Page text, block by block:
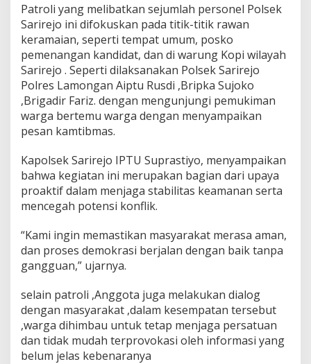
Patroli yang melibatkan sejumlah personel Polsek
Sarirejo ini difokuskan pada titik-titik rawan
keramaian, seperti tempat umum, posko
pemenangan kandidat, dan di warung Kopi wilayah
Sarirejo . Seperti dilaksanakan Polsek Sarirejo
Polres Lamongan Aiptu Rusdi ,Bripka Sujoko
,Brigadir Fariz. dengan mengunjungi pemukiman
warga bertemu warga dengan menyampaikan
pesan kamtibmas.
Kapolsek Sarirejo IPTU Suprastiyo, menyampaikan
bahwa kegiatan ini merupakan bagian dari upaya
proaktif dalam menjaga stabilitas keamanan serta
mencegah potensi konflik.
“Kami ingin memastikan masyarakat merasa aman,
dan proses demokrasi berjalan dengan baik tanpa
gangguan,” ujarnya.
selain patroli ,Anggota juga melakukan dialog
dengan masyarakat ,dalam kesempatan tersebut
,warga dihimbau untuk tetap menjaga persatuan
dan tidak mudah terprovokasi oleh informasi yang
belum jelas kebenaranya